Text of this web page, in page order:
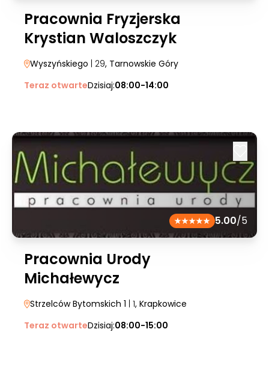
Pracownia Fryzjerska
Krystian Waloszczyk
Wyszyńskiego | 29, Tarnowskie Góry
Teraz otwarteDzisiaj:08:00-14:00
5.00/5
Pracownia Urody
Michałewycz
Strzelców Bytomskich 1 | 1, Krapkowice
Teraz otwarteDzisiaj:08:00-15:00